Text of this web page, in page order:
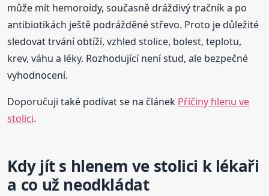
může mít hemoroidy, současně dráždivý tračník a po
antibiotikách ještě podrážděné střevo. Proto je důležité
sledovat trvání obtíží, vzhled stolice, bolest, teplotu,
krev, váhu a léky. Rozhodující není stud, ale bezpečné
vyhodnocení.
Doporučuji také podívat se na článek Příčiny hlenu ve
stolici.
Kdy jít s hlenem ve stolici k lékaři
a co už neodkládat